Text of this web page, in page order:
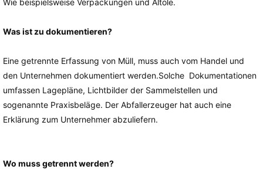
Was ist zu dokumentieren?
Eine getrennte Erfassung von Müll, muss auch vom Handel und
den Unternehmen dokumentiert werden.Solche Dokumentationen
umfassen Lagepläne, Lichtbilder der Sammelstellen und
sogenannte Praxisbeläge. Der Abfallerzeuger hat auch eine
Erklärung zum Unternehmer abzuliefern.
Wo muss getrennt werden?